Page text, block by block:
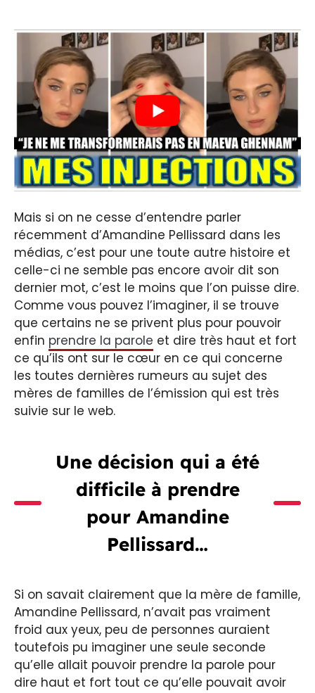
Mais si on ne cesse d’entendre parler
récemment d’Amandine Pellissard dans les
médias, c’est pour une toute autre histoire et
celle-ci ne semble pas encore avoir dit son
dernier mot, c’est le moins que l’on puisse dire.
Comme vous pouvez l’imaginer, il se trouve
que certains ne se privent plus pour pouvoir
enfin prendre la parole et dire très haut et fort
ce qu’ils ont sur le cœur en ce qui concerne
les toutes dernières rumeurs au sujet des
mères de familles de l’émission qui est très
suivie sur le web.
Une décision qui a été
difficile à prendre
pour Amandine
Pellissard…
Si on savait clairement que la mère de famille,
Amandine Pellissard, n’avait pas vraiment
froid aux yeux, peu de personnes auraient
toutefois pu imaginer une seule seconde
qu’elle allait pouvoir prendre la parole pour
dire haut et fort tout ce qu’elle pouvait avoir